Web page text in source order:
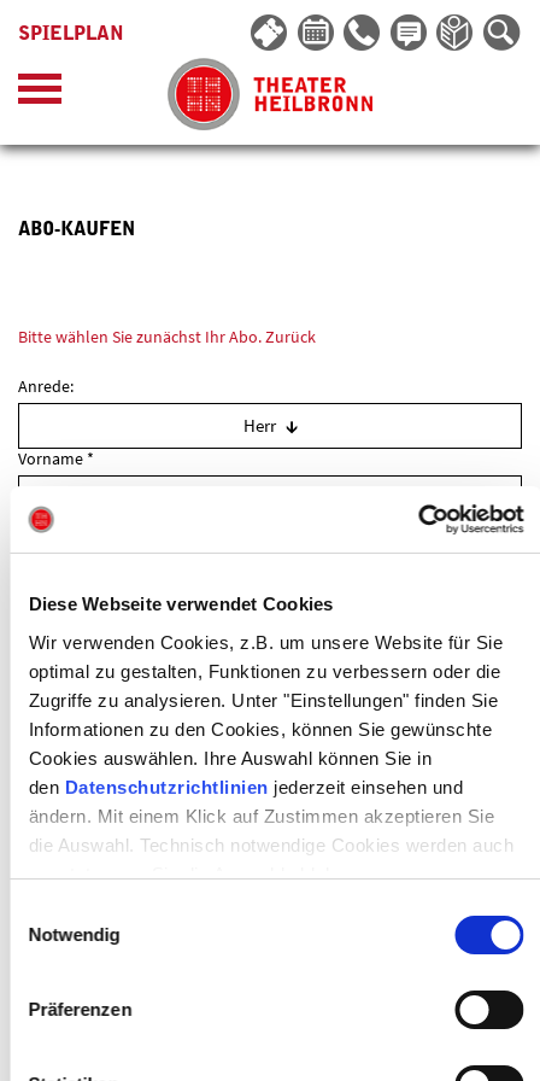
Diese Webseite verwendet Cookies
Wir verwenden Cookies, z.B. um unsere Website für Sie
optimal zu gestalten, Funktionen zu verbessern oder die
Zugriffe zu analysieren. Unter "Einstellungen" finden Sie
Informationen zu den Cookies, können Sie gewünschte
Cookies auswählen. Ihre Auswahl können Sie in
den Datenschutzrichtlinien jederzeit einsehen und
ändern. Mit einem Klick auf Zustimmen akzeptieren Sie
die Auswahl. Technisch notwendige Cookies werden auch
gesetzt, wenn Sie die Auswahl ablehnen.
Notwendig
Präferenzen
SPIELPLAN
ABO-KAUFEN
Bitte wählen Sie zunächst Ihr Abo.Zurück
Anrede:
Herr
Vorname *
Name *
Straße *
PLZ *